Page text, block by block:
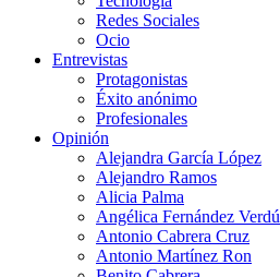
Redes Sociales
Ocio
Entrevistas
Protagonistas
Éxito anónimo
Profesionales
Opinión
Alejandra García López
Alejandro Ramos
Alicia Palma
Angélica Fernández Verdú
Antonio Cabrera Cruz
Antonio Martínez Ron